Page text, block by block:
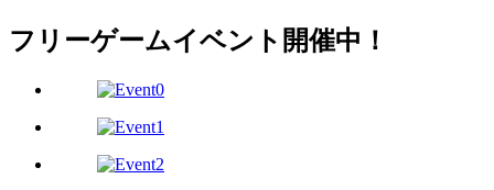
フリーゲームイベント開催中！